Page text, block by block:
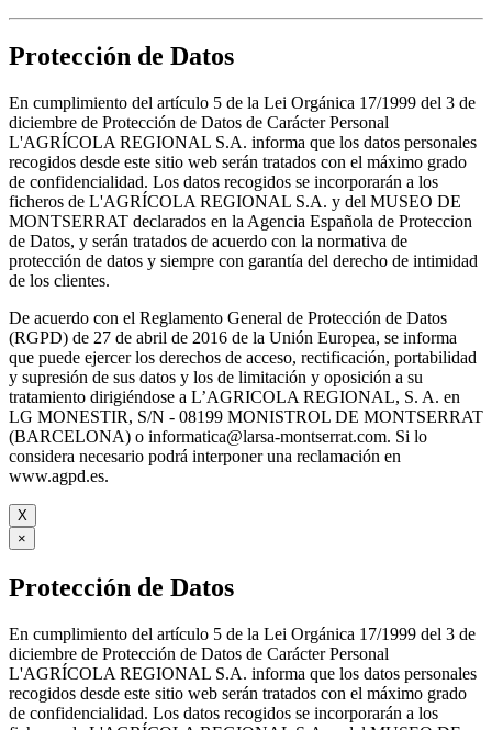
Protección de Datos
En cumplimiento del artículo 5 de la Lei Orgánica 17/1999 del 3 de
diciembre de Protección de Datos de Carácter Personal
L'AGRÍCOLA REGIONAL S.A. informa que los datos personales
recogidos desde este sitio web serán tratados con el máximo grado
de confidencialidad. Los datos recogidos se incorporarán a los
ficheros de L'AGRÍCOLA REGIONAL S.A. y del MUSEO DE
MONTSERRAT declarados en la Agencia Española de Proteccion
de Datos, y serán tratados de acuerdo con la normativa de
protección de datos y siempre con garantía del derecho de intimidad
de los clientes.
De acuerdo con el Reglamento General de Protección de Datos
(RGPD) de 27 de abril de 2016 de la Unión Europea, se informa
que puede ejercer los derechos de acceso, rectificación, portabilidad
y supresión de sus datos y los de limitación y oposición a su
tratamiento dirigiéndose a L’AGRICOLA REGIONAL, S. A. en
LG MONESTIR, S/N - 08199 MONISTROL DE MONTSERRAT
(BARCELONA) o informatica@larsa-montserrat.com. Si lo
considera necesario podrá interponer una reclamación en
www.agpd.es.
X
×
Protección de Datos
En cumplimiento del artículo 5 de la Lei Orgánica 17/1999 del 3 de
diciembre de Protección de Datos de Carácter Personal
L'AGRÍCOLA REGIONAL S.A. informa que los datos personales
recogidos desde este sitio web serán tratados con el máximo grado
de confidencialidad. Los datos recogidos se incorporarán a los